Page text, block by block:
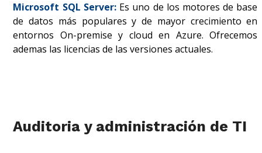
Microsoft SQL Server: Es uno de los motores de base
de datos más populares y de mayor crecimiento en
entornos On-premise y cloud en Azure. Ofrecemos
ademas las licencias de las versiones actuales.
Auditoria y administración de TI